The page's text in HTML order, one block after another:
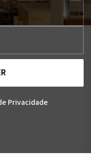
Privacidade